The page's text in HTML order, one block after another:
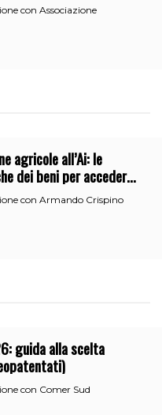
con Associazione
agricole all’Ai: le
dei beni per accedere
con Armando Crispino
guida alla scelta
con Comer Sud